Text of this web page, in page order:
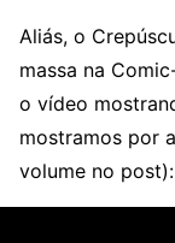
Aliás, o
massa na
o vídeo
mostramos por
volume no post):